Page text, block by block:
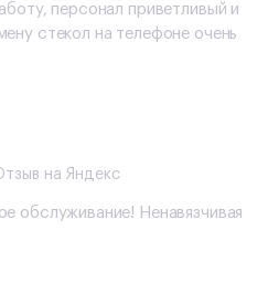
персонал приветливый и
стекол на телефоне очень
на Яндекс
обслуживание! Ненавязчивая